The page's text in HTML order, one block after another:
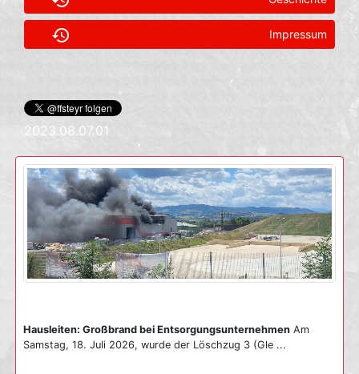
history Impressum
2023.08.07.01
Hausleiten: Großbrand bei Entsorgungsunternehmen Am
Samstag, 18. Juli 2026, wurde der Löschzug 3 (Gle ...